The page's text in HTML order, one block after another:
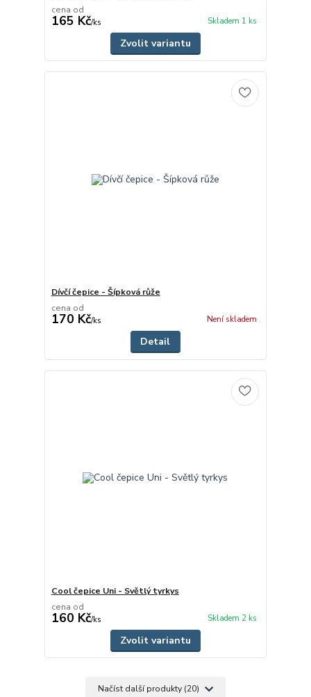
cena od
165 Kč/ks Skladem 1 ks
Zvolit variantu
Dívčí čepice - Šípková růže
cena od
170 Kč/ks Není skladem
Detail
Cool čepice Uni - Světlý tyrkys
cena od
160 Kč/ks Skladem 2 ks
Zvolit variantu
Načíst další produkty (20)